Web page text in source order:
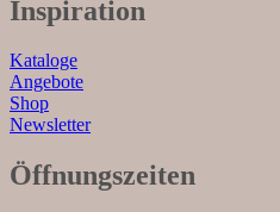
Inspiration
Kataloge
Angebote
Shop
Newsletter
Öffnungszeiten